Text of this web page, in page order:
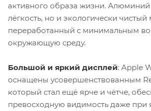
активного образа жизни.
лёгкость, но и экологически чистый
переработанный с минимальным
окружающую среду.
Большой и яркий дисплей: Apple
оснащены усовершенствованным
который стал ещё ярче и чётче,
превосходную видимость даже при